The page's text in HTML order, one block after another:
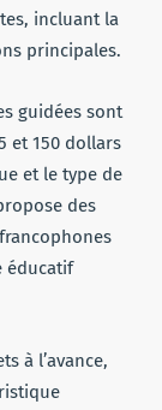
incluant la
principales.
guidées sont
et 150 dollars
et le type de
des
éducatif
à l’avance,